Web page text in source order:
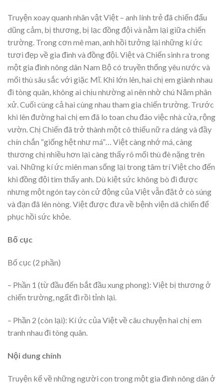
Truyện xoay quanh nhân vật Việt – anh lính trẻ đã chiến đấu
dũng cảm, bị thương, bị lạc đồng đội và nằm lại giữa chiến
trường. Trong cơn mê man, anh hồi tưởng lại những kí ức
tươi đẹp về gia đình và đồng đội. Việt và Chiến sinh ra trong
một gia đình nông dân Nam Bộ có truyền thống yêu nước và
mối thù sâu sắc với giặc Mĩ. Khi lớn lên, hai chị em giành nhau
đi tòng quân, không ai chịu nhường ai nên nhờ chú Năm phân
xử. Cuối cùng cả hai cùng nhau tham gia chiến trường. Trước
khi lên đường hai chị em đã lo toan chu đáo việc nhà cửa, rộng
vườn. Chị Chiến đã trở thành một cô thiếu nữ ra dáng và đầy
chín chắn “giống hệt như má”… Việt càng nhớ má, càng
thương chị nhiều hơn lại càng thấy rõ mối thù đè nặng trên
vai. Những kí ức miên man sống lại trong tâm trí Việt cho đến
khi đồng đội tìm thấy anh. Dù kiệt sức không bò đi được
nhưng một ngón tay còn cử động của Việt vẫn đặt ở cò súng
và đạn đã lên nòng. Việt được đưa về bệnh viện dã chiến để
phục hồi sức khỏe.
Bố cục
Bố cục (2 phần)
– Phần 1 (từ đầu đến bắt đầu xung phong): Việt bị thương ở
chiến trường, ngất đi rồi tỉnh lại.
– Phần 2 (còn lại): Kí ức của Việt về câu chuyện hai chị em
tranh nhau đi tòng quân.
Nội dung chính
Truyện kể về những người con trong một gia đình nông dân ở